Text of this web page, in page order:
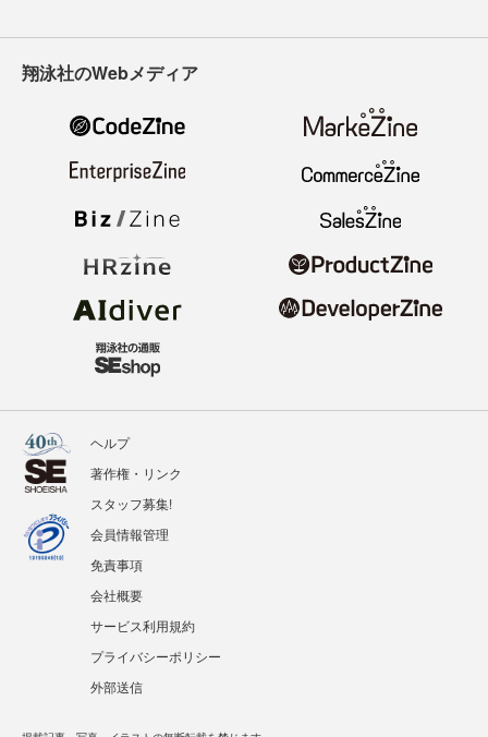
翔泳社のWebメディア
ヘルプ
著作権・リンク
スタッフ募集!
会員情報管理
免責事項
会社概要
サービス利用規約
プライバシーポリシー
外部送信